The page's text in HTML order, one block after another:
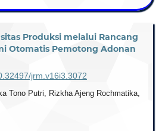
Produksi melalui Rancang
Otomatis Pemotong Adonan
jrm.v16i3.3072
Tono Putri, Rizkha Ajeng Rochmatika,